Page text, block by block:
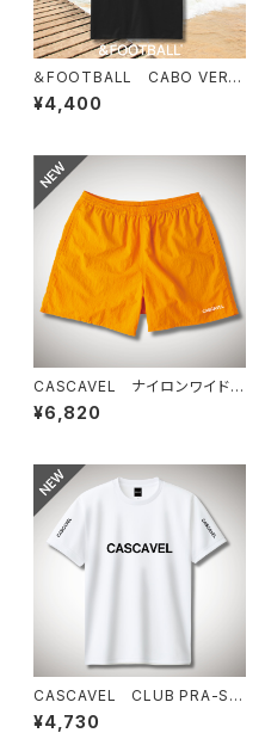
＆FOOTBALL CABO VERD
E BOX TEE ブラックホワイト
¥4,400
CASCAVEL ナイロンワイドシ
ョーツ マンゴー
¥6,820
CASCAVEL CLUB PRA-SHI
RT ホワイト
¥4,730